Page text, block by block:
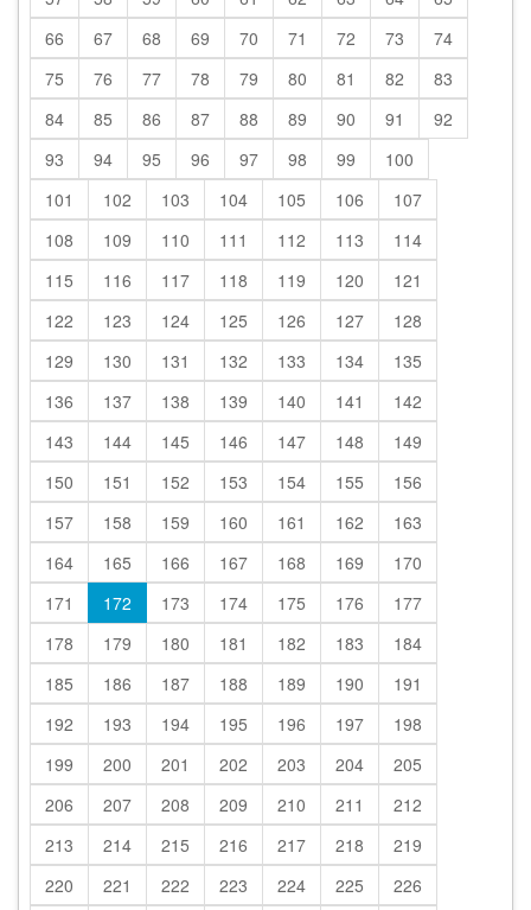
66
67 68 69 70 71 72 73
74
75
76 77 78 79 80 81 82
83
84
85 86 87 88 89 90 91
92
93
94 95 96 97 98 99
100
101
102 103 104 105 106
107
108
109 110 111 112 113
114
115
116 117 118 119 120
121
122
123 124 125 126 127
128
129
130 131 132 133 134
135
136
137 138 139 140 141
142
143
144 145 146 147 148
149
150
151 152 153 154 155
156
157
158 159 160 161 162
163
164
165 166 167 168 169
170
171
172 173 174 175 176
177
178
179 180 181 182 183
184
185
186 187 188 189 190
191
192
193 194 195 196 197
198
199
200 201 202 203 204
205
206
207 208 209 210 211
212
213
214 215 216 217 218
219
220
221 222 223 224 225
226